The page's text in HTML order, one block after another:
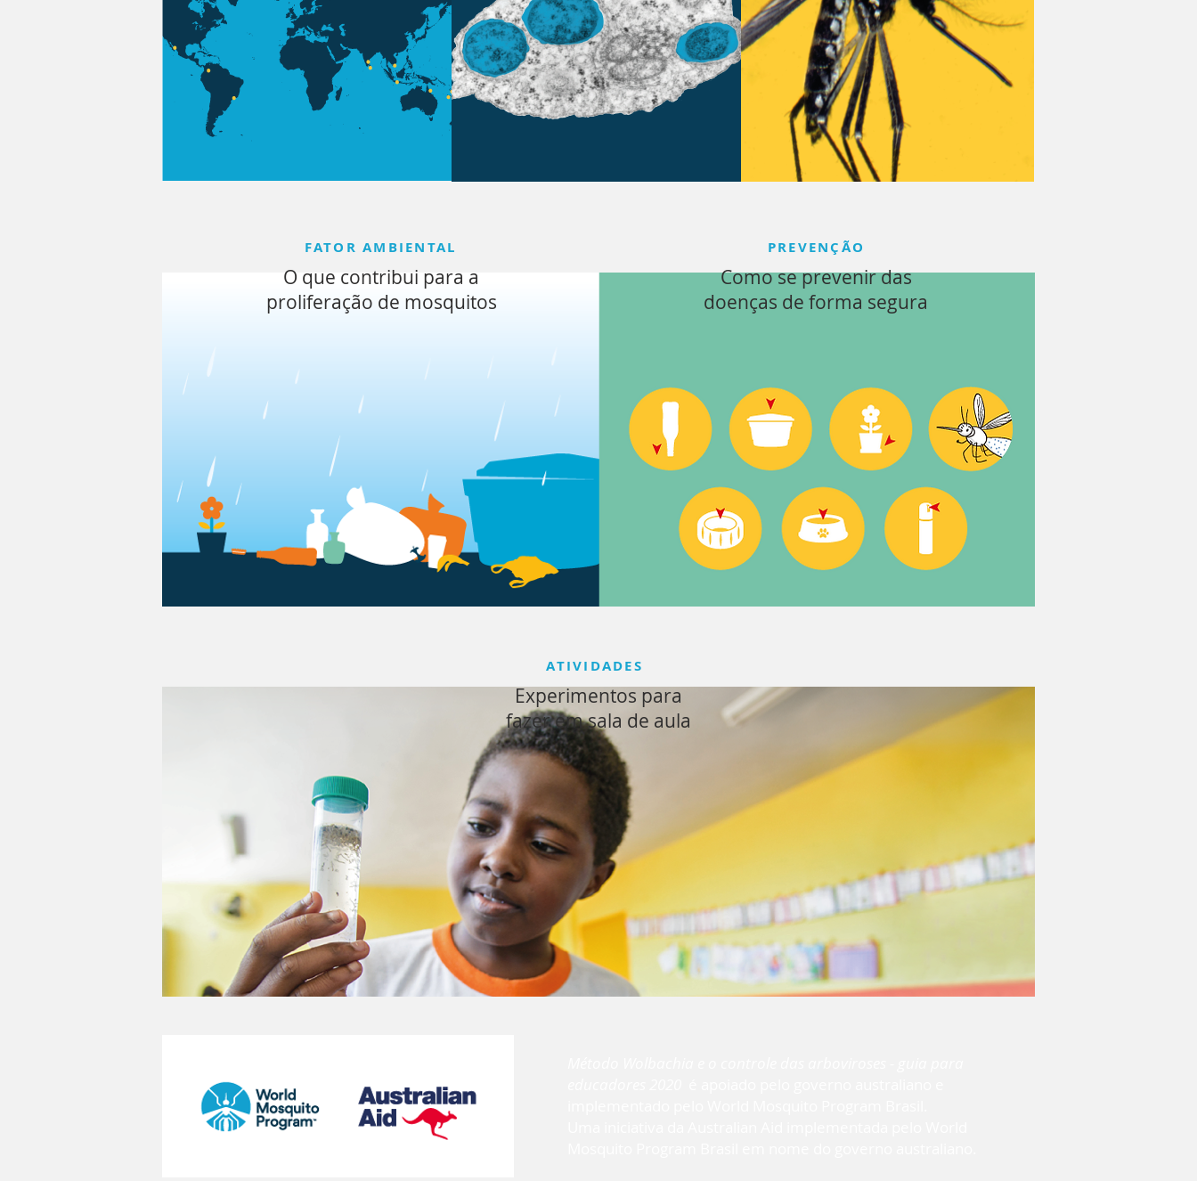
FATOR AMBIENTAL
O que contribui para a
proliferação de mosquitos
PREVENÇÃO
Como se prevenir das
doenças de forma segura
ATIVIDADES
Experimentos para
fazer em sala de aula